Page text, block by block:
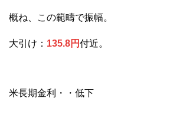
概ね、この範疇で振幅。
大引け： 135.8円付近。
米長期金利・・低下